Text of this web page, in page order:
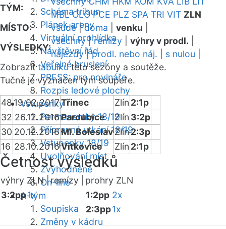
Schéma tribun
Plánek areny
Virtuální prohlídka
Návštěvní řád
Veřejné bruslení
PRESS: pro novináře
Rozpis ledové plochy
Vstupenky
Permanentky 18/19
Přípravná utkání 18/19
Vstupenky 18/19
Uvolňování míst
Zvýhodněné
On-line
A-tým
Soupiska
Změny v kádru
TÝM:
MBL OLO PCE PLZ SPA TRI VIT ZLN
MÍSTO:
všude|doma venku
VÝSLEDKY:
všechny|remízy výhry v prodl.
nájezdy|prodl. nebo náj. s nulou
Zobrazittabulkutéto sezóny a soutěže.
Tučně je vyznačen tým soupeře.
4819.02.2017Třinec Zlín 2:1p
32 26.12.2016Pardubice Zlín 3:2p
30 20.12.2016Ml. BoleslavZlín2:3p
16 28.10.2016Vítkovice Zlín 2:1p
Četnost výsledků
výhry ZLN |remízy |
prohry ZLN
3:2pp1x 1:2pp 2x
2:3pp1x